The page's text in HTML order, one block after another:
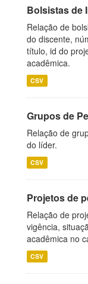
Bolsistas de
Relação de
do discente,
título, id do
acadêmica.
CSV
Grupos de
Relação de
do líder.
CSV
Projetos de
Relação de
vigência,
acadêmica no
CSV